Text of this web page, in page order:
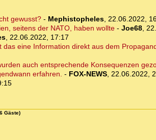
gewusst?- Mephistopheles, 22.06.2022,
seitens der NATO, haben wollte- Joe68,
, 22.06.2022, 17:17
eine Information direkt aus dem
auch entsprechende Konsequenzen
erfahren. - FOX-NEWS, 22.06.2022,
Gäste)